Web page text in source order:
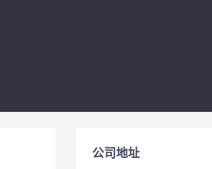
公司地址